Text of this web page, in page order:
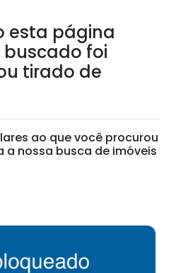
esta página
foi
tirado de
ao que você procurou
a nossa busca de imóveis